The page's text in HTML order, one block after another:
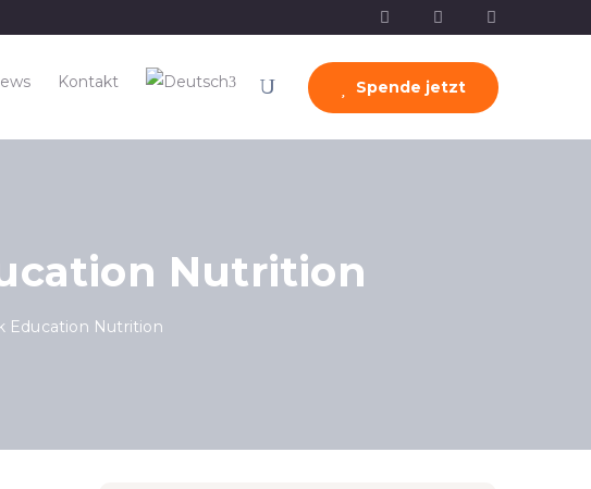
Kontakt Spende jetzt
Nutrition
Education Nutrition